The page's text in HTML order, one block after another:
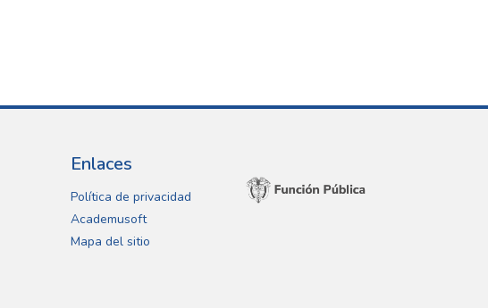
Enlaces
Política de privacidad
Academusoft
Mapa del sitio